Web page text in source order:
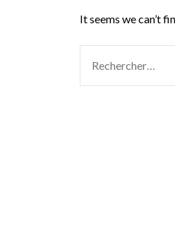
It seems we can’t